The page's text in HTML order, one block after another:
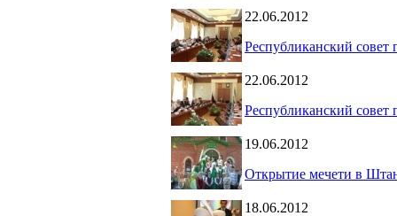
22.06.2012
Республиканский совет
22.06.2012
Республиканский совет
19.06.2012
Открытие мечети в
18.06.2012